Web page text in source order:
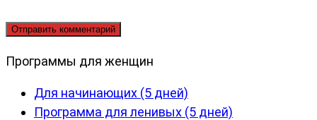
Программы для женщин
Для начинающих (5 дней)
Программа для ленивых (5 дней)